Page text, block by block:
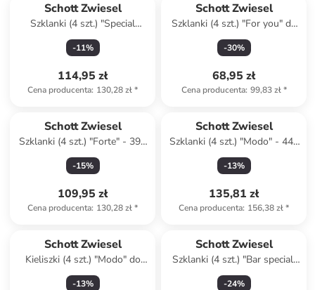
Schott Zwiesel
Szklanki (4 szt.) "Special
Party" do drinków - 396 ml
-11%
114,95 zł
Cena producenta: 130,28 zł*
Schott Zwiesel
Szklanki (4 szt.) "For you" do
whiskey - 400 ml
-30%
68,95 zł
Cena producenta: 99,83 zł*
Schott Zwiesel
Szklanki (4 szt.) "Forte" - 397
ml
-15%
109,95 zł
Cena producenta: 130,28 zł*
Schott Zwiesel
Szklanki (4 szt.) "Modo" - 440
ml
-13%
135,81 zł
Cena producenta: 156,38 zł*
Schott Zwiesel
Kieliszki (4 szt.) "Modo" do
białego wina - 400 ml
-13%
Schott Zwiesel
Szklanki (4 szt.) "Bar special"
do ginu z tonikiem - 710 ml
-24%